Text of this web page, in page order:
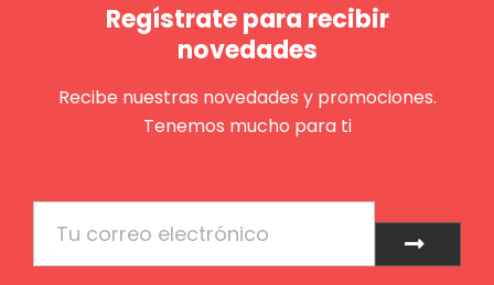
Regístrate para recibir
novedades
Recibe nuestras novedades y promociones.
Tenemos mucho para ti
Enviar